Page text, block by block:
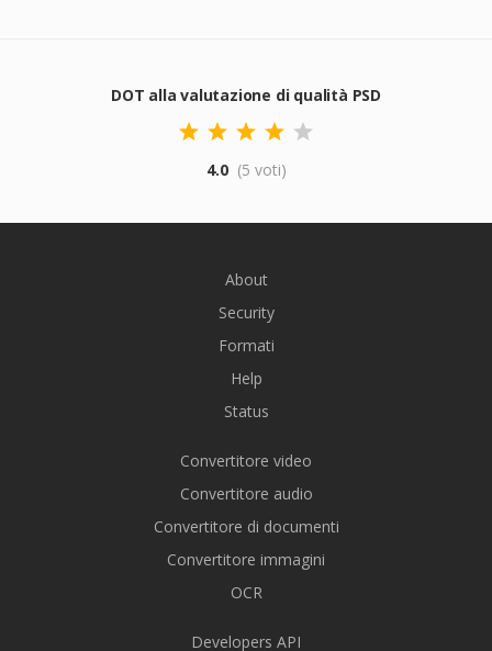
DOT alla valutazione di qualità PSD
4.0 (5 voti)
About
Security
Formati
Help
Status
Convertitore video
Convertitore audio
Convertitore di documenti
Convertitore immagini
OCR
Developers API